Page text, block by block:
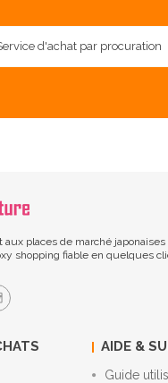
d'achat par procuration
places de marché
shopping fiable en quelques
AIDE &
Guide